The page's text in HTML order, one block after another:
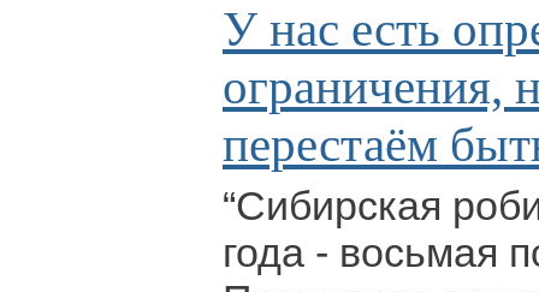
У нас есть
ограничения,
перестаём
“Сибирская
года - восьмая